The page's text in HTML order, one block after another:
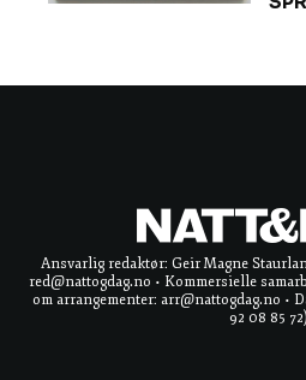
Ansvarlig redaktør: Geir Magne
red@nattogdag.no • Kommersielle
om arrangementer: arr@nattogdag.no •
92 08 85 72)